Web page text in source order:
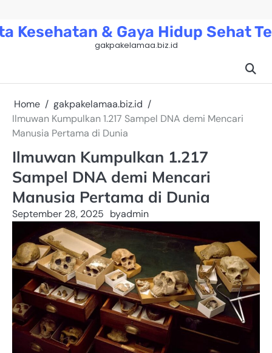
content
Kesehatan & Gaya Hidup Sehat
gakpakelamaa.biz.id
Home
gakpakelamaa.biz.id
Ilmuwan Kumpulkan 1.217 Sampel DNA demi Mencari
Manusia Pertama di Dunia
Ilmuwan Kumpulkan 1.217
Sampel DNA demi Mencari
Manusia Pertama di Dunia
September 28, 2025 byadmin